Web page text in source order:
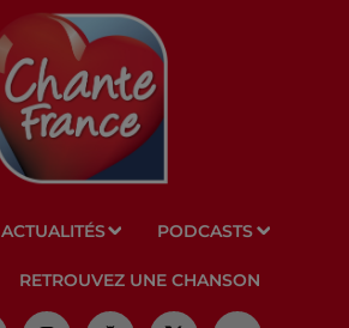
ACTUALITÉS PODCASTS
RETROUVEZ UNE CHANSON